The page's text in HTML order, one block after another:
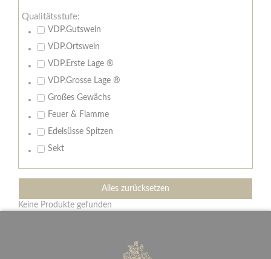
Qualitätsstufe:
VDP.Gutswein
VDP.Ortswein
VDP.Erste Lage ®
VDP.Grosse Lage ®
Großes Gewächs
Feuer & Flamme
Edelsüsse Spitzen
Sekt
Alles zurücksetzen
Keine Produkte gefunden